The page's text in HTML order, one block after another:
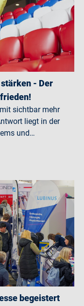
- Der
sichtbar mehr
liegt in der
und…
begeistert